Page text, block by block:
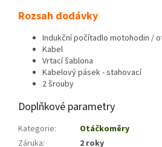
Rozsah dodávky
Indukční počítadlo motohodin /
Kabel
Vrtací šablona
Kabelový pásek - stahovací
2 šrouby
Doplňkové parametry
Kategorie:
Otáčkoměry
Záruka:
2 roky